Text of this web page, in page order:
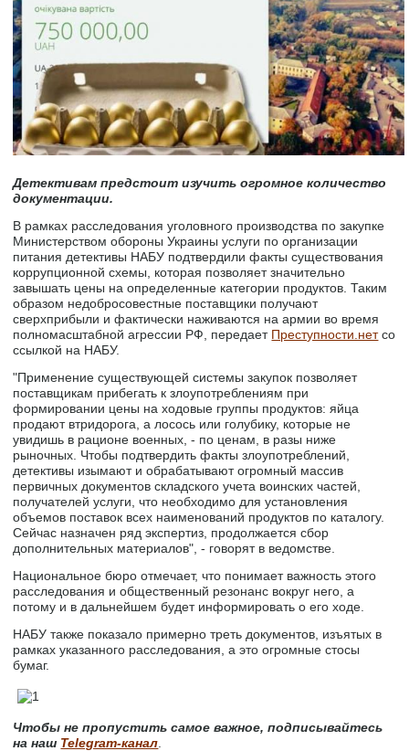
Детективам предстоит изучить огромное количество
документации.
В рамках расследования уголовного производства по закупке
Министерством обороны Украины услуги по организации
питания детективы НАБУ подтвердили факты существования
коррупционной схемы, которая позволяет значительно
завышать цены на определенные категории продуктов. Таким
образом недобросовестные поставщики получают
сверхприбыли и фактически наживаются на армии во время
полномасштабной агрессии РФ, передает Преступности.нетсо
ссылкой на НАБУ.
"Применение существующей системы закупок позволяет
поставщикам прибегать к злоупотреблениям при
формировании цены на ходовые группы продуктов: яйца
продают втридорога, а лосось или голубику, которые не
увидишь в рационе военных, - по ценам, в разы ниже
рыночных. Чтобы подтвердить факты злоупотреблений,
детективы изымают и обрабатывают огромный массив
первичных документов складского учета воинских частей,
получателей услуги, что необходимо для установления
объемов поставок всех наименований продуктов по каталогу.
Сейчас назначен ряд экспертиз, продолжается сбор
дополнительных материалов", - говорят в ведомстве.
Национальное бюро отмечает, что понимает важность этого
расследования и общественный резонанс вокруг него, а
потому и в дальнейшем будет информировать о его ходе.
НАБУ также показало примерно треть документов, изъятых в
рамках указанного расследования, а это огромные стосы
бумаг.
Чтобы не пропустить самое важное, подписывайтесь
на наш Telegram-канал